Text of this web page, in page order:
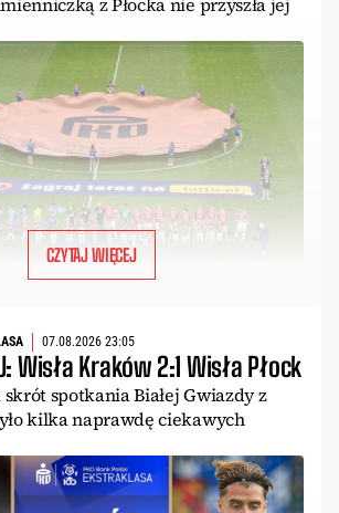
CZYTAJ WIĘCEJ
07.08.2026 23:05
Wisła Kraków 2:1 Wisła Płock
spotkania Białej Gwiazdy z
kilka naprawdę ciekawych